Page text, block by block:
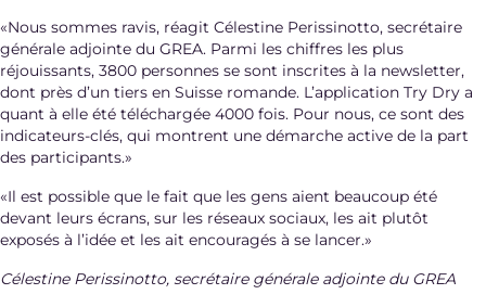
«Nous sommes ravis, réagit Célestine Perissinotto, secrétaire
générale adjointe du GREA. Parmi les chiffres les plus
réjouissants, 3800 personnes se sont inscrites à la newsletter,
dont près d’un tiers en Suisse romande. L’application Try Dry a
quant à elle été téléchargée 4000 fois. Pour nous, ce sont des
indicateurs-clés, qui montrent une démarche active de la part
des participants.»
«Il est possible que le fait que les gens aient beaucoup été
devant leurs écrans, sur les réseaux sociaux, les ait plutôt
exposés à l’idée et les ait encouragés à se lancer.»
Célestine Perissinotto, secrétaire générale adjointe du GREA